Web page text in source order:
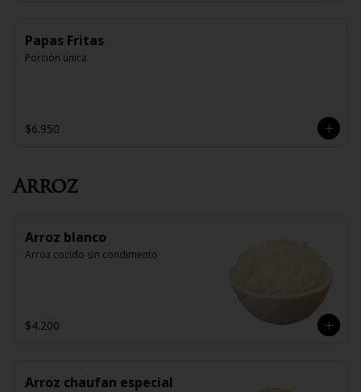
Papas Fritas
Porción única
$6.950
Arroz
Arroz blanco
Arroz cocido sin condimento
$4.200
Arroz chaufan especial